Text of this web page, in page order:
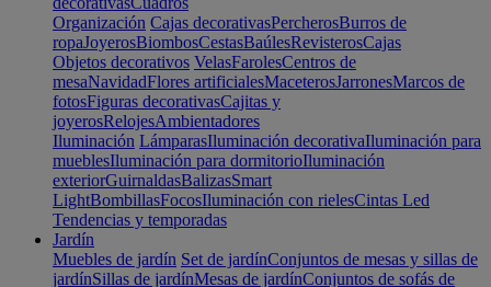
Organización Cajas decorativasPercherosBurros de
ropaJoyerosBiombosCestasBaúlesRevisterosCajas
Objetos decorativos VelasFarolesCentros de
mesaNavidadFlores artificialesMaceterosJarronesMarcos de
fotosFiguras decorativasCajitas y
joyerosRelojesAmbientadores
Iluminación LámparasIluminación decorativaIluminación para
mueblesIluminación para dormitorioIluminación
exteriorGuirnaldasBalizasSmart
LightBombillasFocosIluminación con rielesCintas Led
Tendencias y temporadas
Jardín
Muebles de jardín Set de jardínConjuntos de mesas y sillas de
jardínSillas de jardínMesas de jardínConjuntos de sofás de